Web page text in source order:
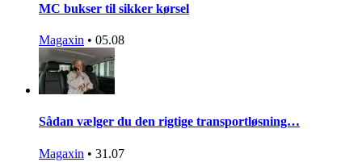
MC bukser til sikker kørsel
Magaxin • 05.08
Sådan vælger du den rigtige transportløsning…
Magaxin • 31.07